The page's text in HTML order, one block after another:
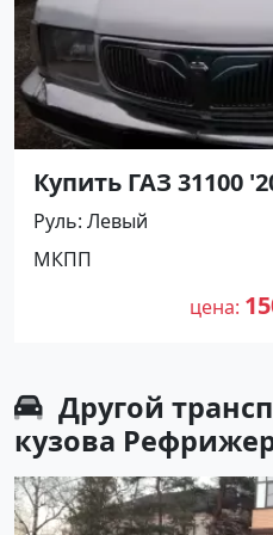
Купить ГАЗ 31100
(2300/145 л.с.)
Полтавская цвет
цене 150000
№20527 на сайте
Руль Левый
МКПП
цена
Другой
кузова